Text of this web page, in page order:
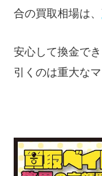
合の買取相場は、
安心して換金で
引くのは重大な